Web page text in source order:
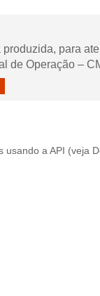
para
de Operação –
usando a API (veja